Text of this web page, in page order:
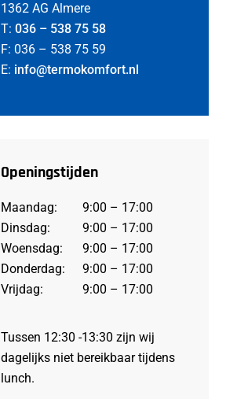
1362 AG Almere
T: 036 – 538 75 58
F: 036 – 538 75 59
E: info@termokomfort.nl
Openingstijden
Maandag:
9:00 – 17:00
Dinsdag:
9:00 – 17:00
Woensdag:
9:00 – 17:00
Donderdag:
9:00 – 17:00
Vrijdag:
9:00 – 17:00
Tussen 12:30 -13:30 zijn wij
dagelijks niet bereikbaar tijdens
lunch.